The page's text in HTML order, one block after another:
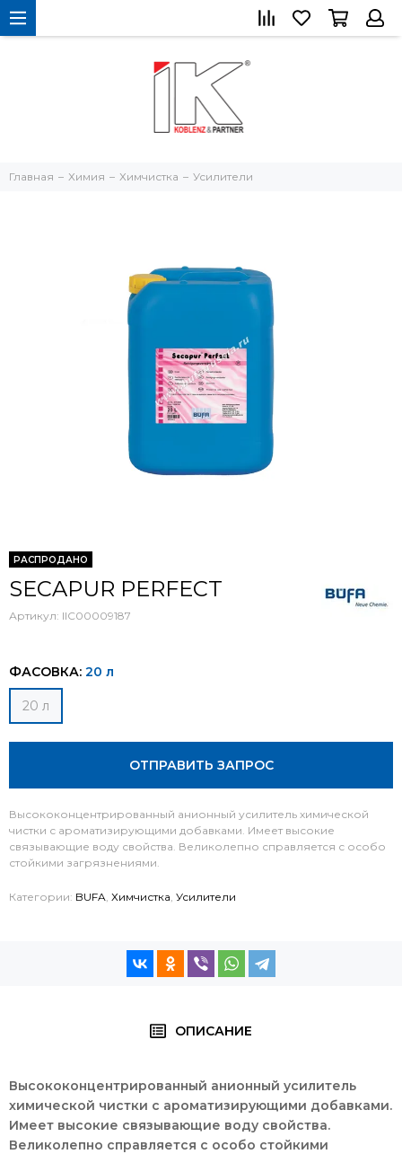
Главная Химия Химчистка Усилители
РАСПРОДАНО
SECAPUR PERFECT
Артикул: IIC00009187
ФАСОВКА: 20 л
20 л
ОТПРАВИТЬ ЗАПРОС
Высококонцентрированный анионный усилитель химической
чистки с ароматизирующими добавками. Имеет высокие
связывающие воду свойства. Великолепно справляется с особо
стойкими загрязнениями.
Категории: BUFA, Химчистка, Усилители
ОПИСАНИЕ
Высококонцентрированный анионный усилитель
химической чистки с ароматизирующими добавками.
Имеет высокие связывающие воду свойства.
Великолепно справляется с особо стойкими